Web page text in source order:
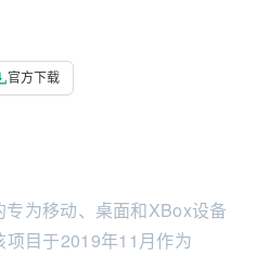
官方下载
专为移动、桌面和XBox设备
目于2019年11月作为